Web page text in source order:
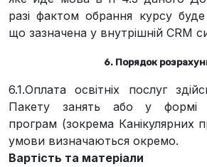
разі фактом обрання курсу
що зазначена у внутрішній CRM
6. Порядок
6.1.Оплата освітніх послуг
Пакету занять або у формі
програм (зокрема Канікулярних
умови визначаються окремо.
Вартість та матеріали